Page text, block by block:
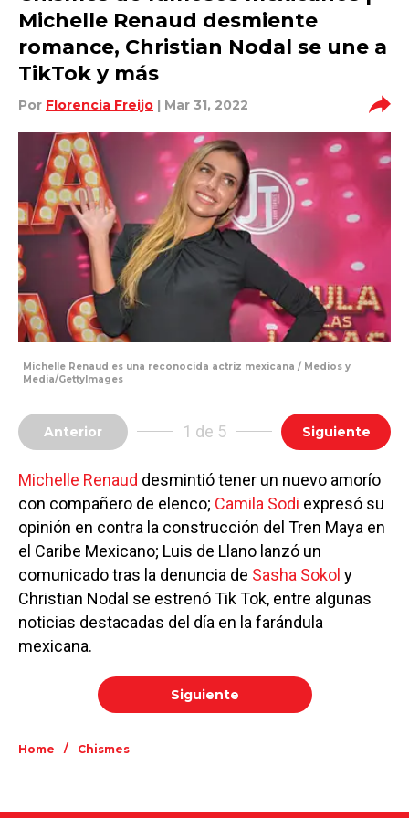
Michelle Renaud desmiente
romance, Christian Nodal se une a
TikTok y más
Por Florencia Freijo | Mar 31, 2022
Michelle Renaud es una reconocida actriz mexicana / Medios y
Media/GettyImages
Anterior 1 de 5 Siguiente
Michelle Renaud desmintió tener un nuevo amorío
con compañero de elenco; Camila Sodi expresó su
opinión en contra la construcción del Tren Maya en
el Caribe Mexicano; Luis de Llano lanzó un
comunicado tras la denuncia de Sasha Sokol y
Christian Nodal se estrenó Tik Tok, entre algunas
noticias destacadas del día en la farándula
mexicana.
Siguiente
Home / Chismes